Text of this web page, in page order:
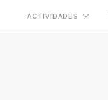
ACTIVIDADES